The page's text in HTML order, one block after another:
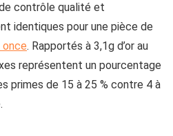
contrôle qualité et
identiques pour une pièce de
once. Rapportés à 3,1g d’or au
représentent un pourcentage
primes de 15 à 25 % contre 4 à